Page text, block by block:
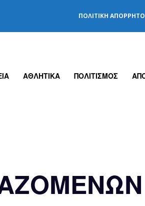
ΠΟΛΙΤΙΚΉ
ΑΘΛΗΤΙΚΑ ΠΟΛΙΤΙΣΜΟΣ